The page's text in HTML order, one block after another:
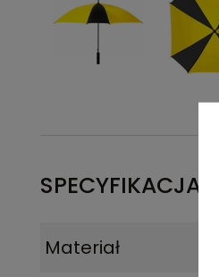
SPECYFIKACJA
Materiał